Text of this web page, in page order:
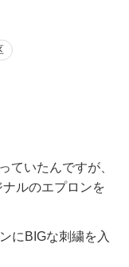
ていたんですが、
ルのエプロンを
にBIGな刺繍を入